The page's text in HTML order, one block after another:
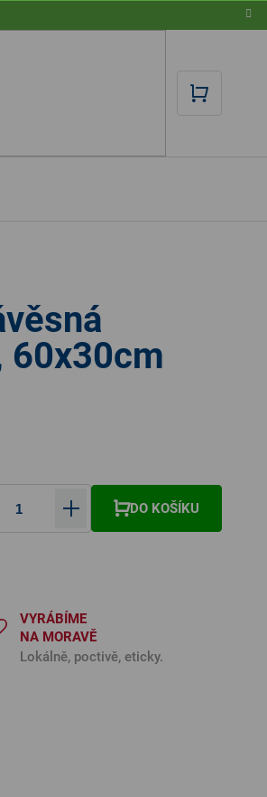
60x30cm
DO KOŠÍKU
VYRÁBÍME
NA MORAVĚ
Lokálně, poctivě, eticky.